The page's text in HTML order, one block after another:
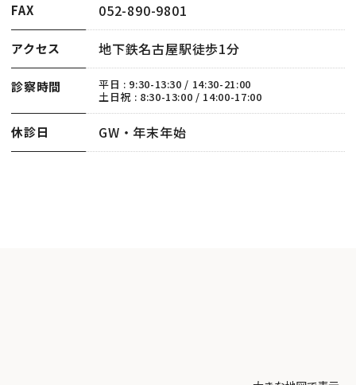
FAX 052-890-9801
アクセス 地下鉄名古屋駅徒歩1分
診察時間
平日 : 9:30-13:30 / 14:30-21:00
土日祝 : 8:30-13:00 / 14:00-17:00
休診日 GW・年末年始